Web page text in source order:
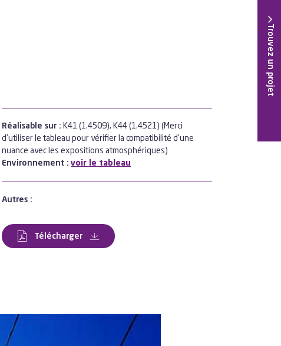
Réalisable sur : K41 (1.4509), K44 (1.4521) (Merci
d'utiliser le tableau pour vérifier la compatibilité d'une
nuance avec les expositions atmosphériques)
Environnement : voir le tableau
Autres :
Télécharger
Trouvez un projet